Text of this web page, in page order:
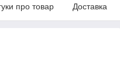
про товар Доставка